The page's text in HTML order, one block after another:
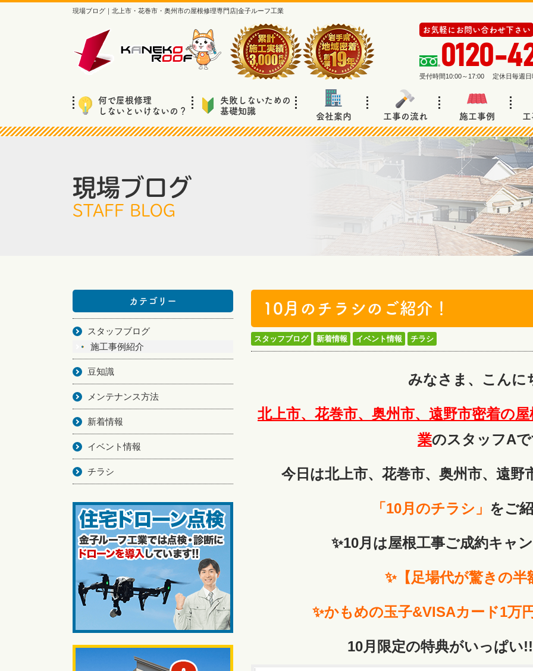
現場ブログ｜北上市・花巻市・奥州市の屋根修理専門店|金子ルーフ工業
お気軽にお問い合わせ下さい
0120-
受付時間10:00～17:00 定休日毎週日
何で屋根修理
しないといけないの？
失敗しないための
基礎知識
会社案内 工事の流れ 施工事例 工
現場ブログ
STAFF BLOG
10月のチラシのご紹介！
スタッフブログ 新着情報 イベント情報 チラシ
みなさま、こんに
北上市、花巻市、奥州市、遠野市密着の
業のスタッフA
今日は北上市、花巻市、奥州市、遠野
「10月のチラシ」 をご
✨10月は屋根工事ご成約キャ
✨【足場代が驚きの半
✨かもめの玉子&VISAカード1万
10月限定の特典がいっぱい
カテゴリー
スタッフブログ
施工事例紹介
豆知識
メンテナンス方法
新着情報
イベント情報
チラシ